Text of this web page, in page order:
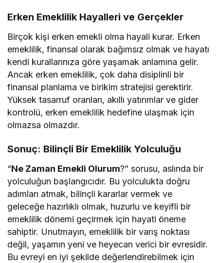
Erken Emeklilik Hayalleri ve Gerçekler
Birçok kişi erken emekli olma hayali kurar. Erken
emeklilik, finansal olarak bağımsız olmak ve hayatı
kendi kurallarınıza göre yaşamak anlamına gelir.
Ancak erken emeklilik, çok daha disiplinli bir
finansal planlama ve birikim stratejisi gerektirir.
Yüksek tasarruf oranları, akıllı yatırımlar ve gider
kontrolü, erken emeklilik hedefine ulaşmak için
olmazsa olmazdır.
Sonuç: Bilinçli Bir Emeklilik Yolculuğu
“Ne Zaman Emekli Olurum?” sorusu, aslında bir
yolculuğun başlangıcıdır. Bu yolculukta doğru
adımları atmak, bilinçli kararlar vermek ve
geleceğe hazırlıklı olmak, huzurlu ve keyifli bir
emeklilik dönemi geçirmek için hayati öneme
sahiptir. Unutmayın, emeklilik bir varış noktası
değil, yaşamın yeni ve heyecan verici bir evresidir.
Bu evreyi en iyi şekilde değerlendirebilmek için